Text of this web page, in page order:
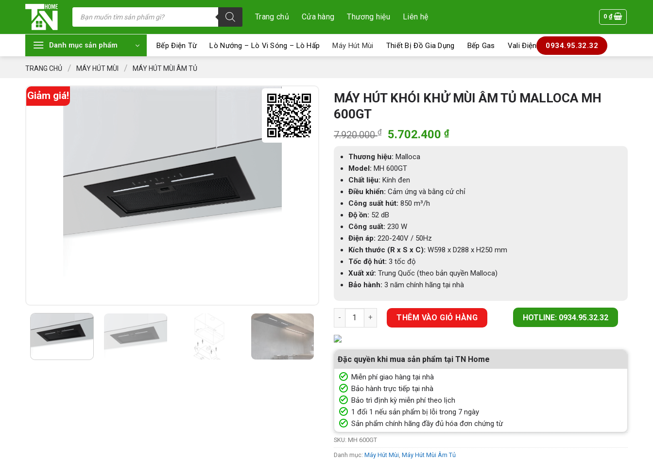
Tìm
kiếm
phẩm
Trang chủ Cửa hàng Thương hiệu Liên hệ 0 ₫
Danh mục sản phẩm Bếp Điện Từ Lò Nướng – Lò Vi Sóng – Lò Hấp Máy Hút Mùi Thiết Bị Đồ Gia Dụng Bếp Gas Vali Điện 0934.95.32.32
TRANG CHỦ / MÁY HÚT MÙI / MÁY HÚT MÙI ÂM TỦ
Giảm giá!
MÁY HÚT KHÓI KHỬ MÙI ÂM TỦ MALLOCA MH
600GT
7.920.000₫
Giá
là:
7.920.000 ₫.
5.702.400 ₫Giá
Thương hiệu: Malloca
Model: MH 600GT
Chất liệu: Kính đen
Điều khiển: Cảm ứng và bằng cử chỉ
Công suất hút: 850 m³/h
Độ ồn: 52 dB
Công suất: 230 W
Điện áp: 220-240V / 50Hz
Kích thước (R x S x C): W598 x D288 x H250 mm
Tốc độ hút: 3 tốc độ
Xuất xứ: Trung Quốc (theo bản quyền Malloca)
Bảo hành: 3 năm chính hãng tại nhà
MÁY HÚT KHÓI KHỬ MÙI ÂM TỦ MALLOCA MH 600GT số lượng
THÊM VÀO GIỎ HÀNG HOTLINE: 0934.95.32.32
Đặc quyền khi mua sản phẩm tại TN Home
Miễn phí giao hàng tại nhà
Bảo hành trực tiếp tại nhà
Bảo trì định kỳ miễn phí theo lịch
1 đổi 1 nếu sản phẩm bị lỗi trong 7 ngày
Sản phẩm chính hãng đầy đủ hóa đơn chứng từ
SKU: MH 600GT
Danh mục: Máy Hút Mùi Máy Hút Mùi Âm Tủ